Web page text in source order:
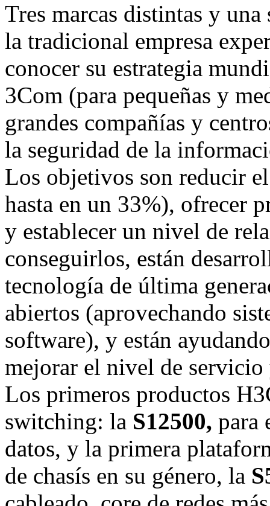
Tres marcas distintas y
la tradicional empresa
conocer su estrategia
3Com (para pequeñas y
grandes compañías y
la seguridad de la
Los objetivos son reducir
hasta en un 33%), ofrecer
y establecer un nivel de
conseguirlos, están
tecnología de última
abiertos (aprovechando
software), y están
mejorar el nivel de servicio
Los primeros productos
switching: la S12500, para
datos, y la primera
de chasís en su género, la